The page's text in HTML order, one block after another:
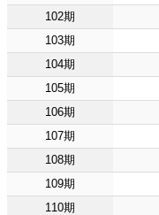
102期
103期
104期
105期
106期
107期
108期
109期
110期